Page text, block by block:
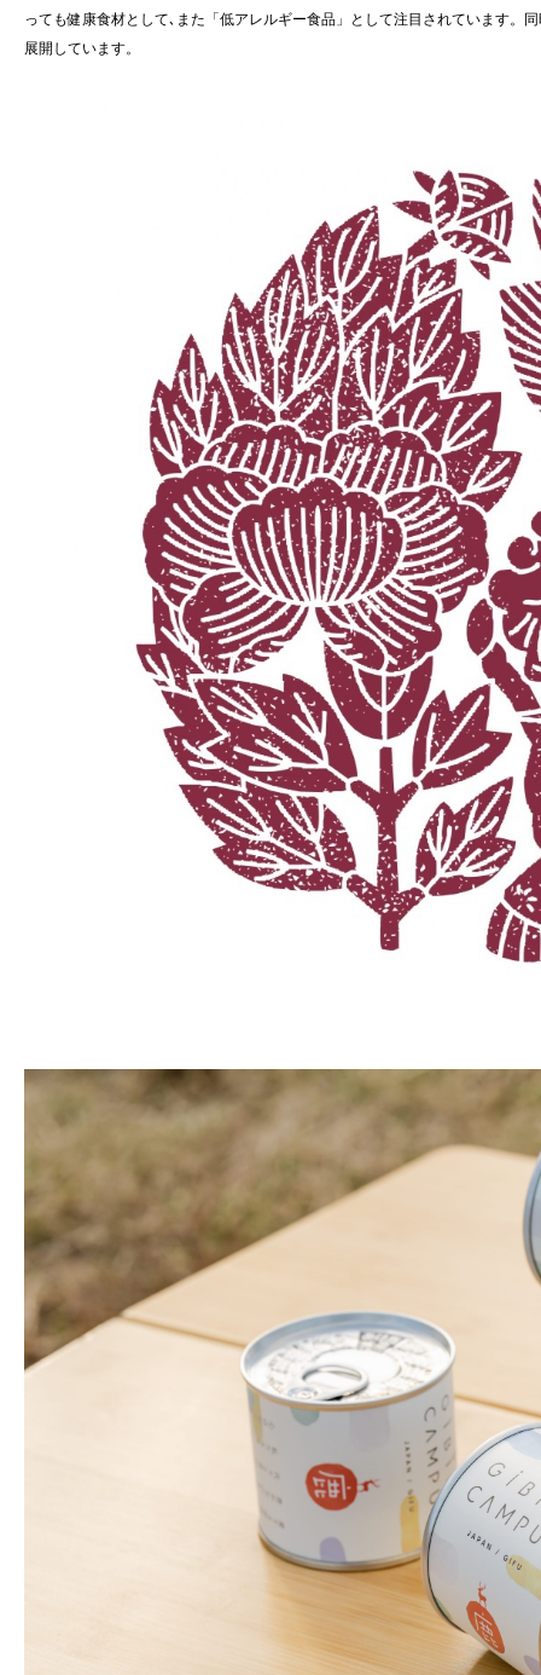
っても健康食材として､また「低アレルギー食品」として注目されています。
展開しています。